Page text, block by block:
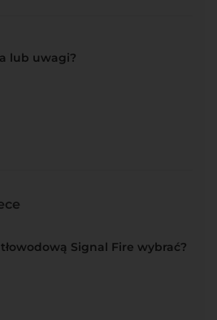
lub uwagi?
Signal Fire wybrać?